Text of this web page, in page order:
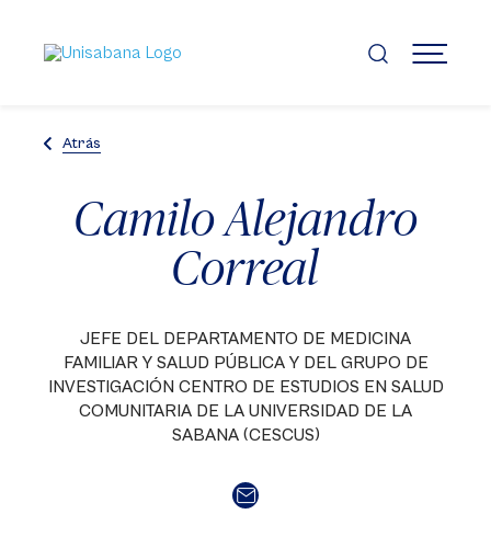
contenido
principal
MENÚ
Atrás
Camilo Alejandro
Correal
JEFE DEL DEPARTAMENTO DE MEDICINA
FAMILIAR Y SALUD PÚBLICA Y DEL GRUPO DE
INVESTIGACIÓN CENTRO DE ESTUDIOS EN SALUD
COMUNITARIA DE LA UNIVERSIDAD DE LA
SABANA (CESCUS)